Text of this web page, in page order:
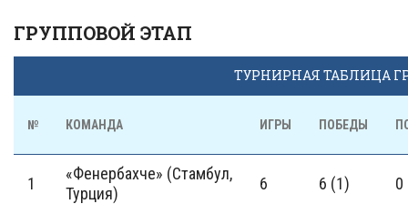
ГРУППОВОЙ ЭТАП
ТУРНИРНАЯ ТАБЛИЦА
№ КОМАНДА ИГРЫ ПОБЕДЫ
1
«Фенербахче» (Стамбул,
Турция)
6 6 (1) 0